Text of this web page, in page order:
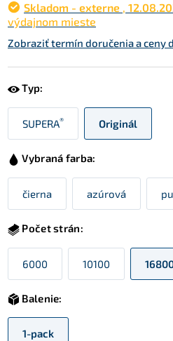
Skladom - externe ,
výdajnom mieste
Zobraziť termín doručenia a ceny
Typ:
SUPERA® Originál
Vybraná farba:
čierna azúrová
Počet strán:
6000 10100
Balenie:
1-pack